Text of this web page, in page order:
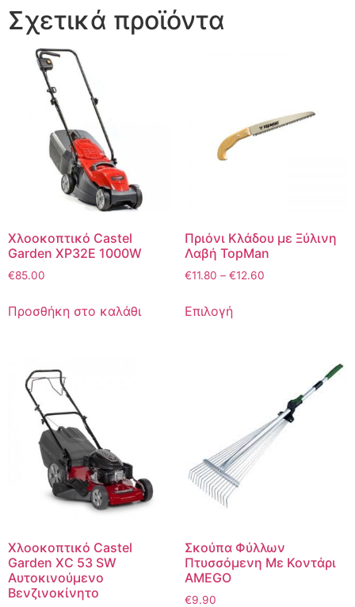
Σχετικά προϊόντα
Χλοοκοπτικό Castel
Garden XP32E 1000W
€85.00
Προσθήκη στο καλάθι
Πριόνι Kλάδου με Ξύλινη
Λαβή TopMan
€11.80 – €12.60
Επιλογή
Χλοοκοπτικό Castel
Garden XC 53 SW
Αυτοκινούμενο
Βενζινοκίνητο
Σκούπα Φύλλων
Πτυσσόμενη Με Κοντάρι
AMEGO
€9.90